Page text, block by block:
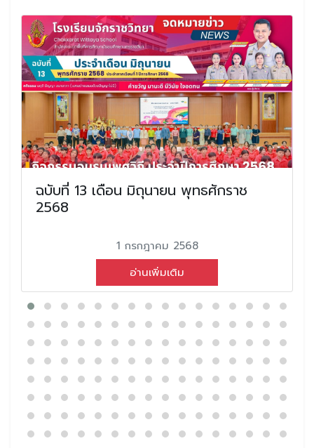
ฉบับที่ 13 เดือน มิถุนายน พุทธศักราช
2568
1 กรกฎาคม 2568
อ่านเพิ่มเติม